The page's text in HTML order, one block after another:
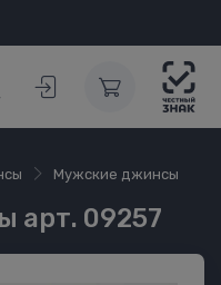
Мужские джинсы
арт. 09257